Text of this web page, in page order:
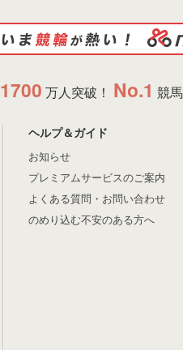
1700 万人突破！ No.1 競
ヘルプ＆ガイド
お知らせ
プレミアムサービスのご案内
よくある質問・お問い合わせ
のめり込む不安のある方へ